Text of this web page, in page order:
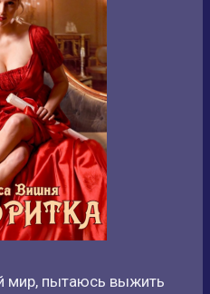
мир, пытаюсь выжить